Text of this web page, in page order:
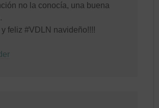
no la conocía, una buena
feliz #VDLN navideño!!!!